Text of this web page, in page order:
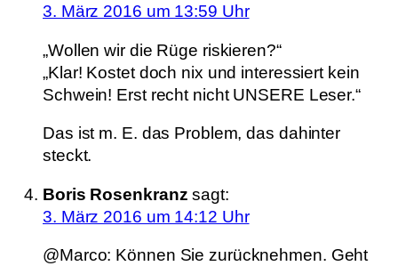
3. März 2016 um 13:59 Uhr
„Wollen wir die Rüge riskieren?“
„Klar! Kostet doch nix und interessiert kein
Schwein! Erst recht nicht UNSERE Leser.“
Das ist m. E. das Problem, das dahinter
steckt.
Boris Rosenkranz sagt:
3. März 2016 um 14:12 Uhr
@Marco: Können Sie zurücknehmen. Geht